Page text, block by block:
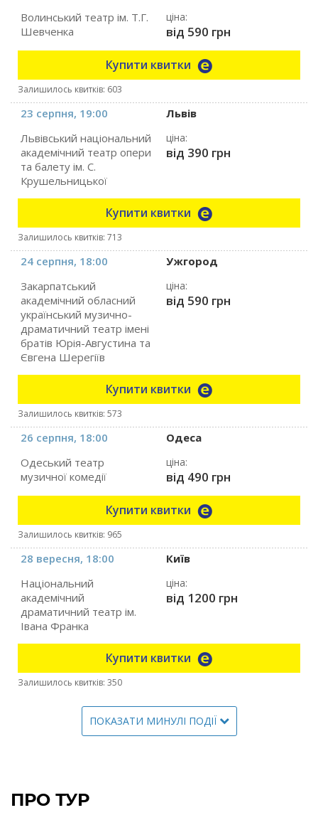
Волинський театр ім. Т.Г.
Шевченка
ціна:
від 590 грн
Купити квитки
Залишилось квитків: 603
23 серпня, 19:00
Львів
Львівський національний
академічний театр опери
та балету ім. С.
Крушельницької
ціна:
від 390 грн
Купити квитки
Залишилось квитків: 713
24 серпня, 18:00
Ужгород
Закарпатський
академічний обласний
український музично-
драматичний театр імені
братів Юрія-Августина та
Євгена Шерегіїв
ціна:
від 590 грн
Купити квитки
Залишилось квитків: 573
26 серпня, 18:00
Одеса
Одеський театр
музичної комедії
ціна:
від 490 грн
Купити квитки
Залишилось квитків: 965
28 вересня, 18:00
Київ
Національний
академічний
драматичний театр ім.
Івана Франка
ціна:
від 1200 грн
Купити квитки
Залишилось квитків: 350
ПОКАЗАТИ МИНУЛІ ПОДІЇ
ПРО ТУР